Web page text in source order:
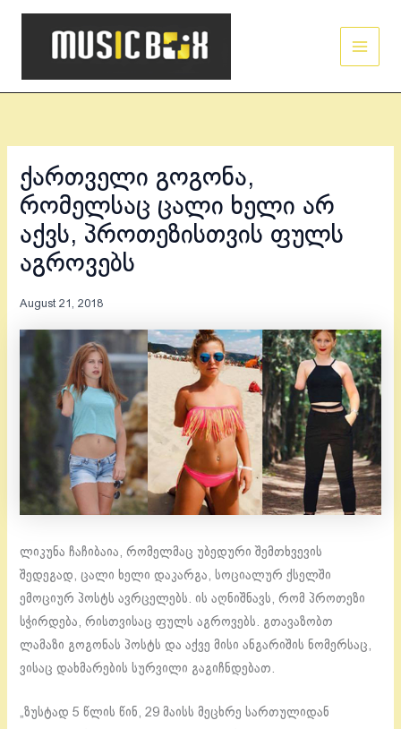
Skip
ქართველი გოგონა,
რომელსაც ცალი ხელი არ
აქვს, პროთეზისთვის ფულს
აგროვებს
August 21, 2018
ლიკუნა ჩაჩიბაია, რომელმაც უბედური შემთხვევის
შედეგად, ცალი ხელი დაკარგა, სოციალურ ქსელში
ემოციურ პოსტს ავრცელებს. ის აღნიშნავს, რომ პროთეზი
სჭირდება, რისთვისაც ფულს აგროვებს. გთავაზობთ
ლამაზი გოგონას პოსტს და აქვე მისი ანგარიშის ნომერსაც,
ვისაც დახმარების სურვილი გაგიჩნდებათ.
„ზუსტად 5 წლის წინ, 29 მაისს მეცხრე სართულიდან